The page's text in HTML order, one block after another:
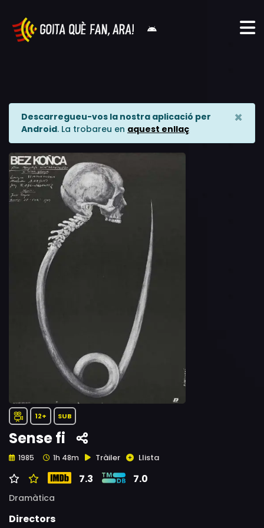
Descarregueu-vos la nostra aplicació per
Android. La trobareu en aquest enllaç
×
12+ SUB
Sense fi
1985 1h 48m Tràiler Llista
7.3 7.0
Dramàtica
Directors